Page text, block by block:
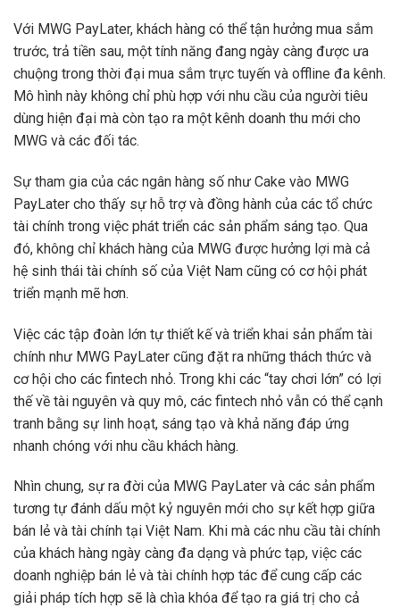
Với MWG PayLater, khách hàng có thể tận hưởng mua sắm
trước, trả tiền sau, một tính năng đang ngày càng được ưa
chuộng trong thời đại mua sắm trực tuyến và offline đa kênh.
Mô hình này không chỉ phù hợp với nhu cầu của người tiêu
dùng hiện đại mà còn tạo ra một kênh doanh thu mới cho
MWG và các đối tác.
Sự tham gia của các ngân hàng số như Cake vào MWG
PayLater cho thấy sự hỗ trợ và đồng hành của các tổ chức
tài chính trong việc phát triển các sản phẩm sáng tạo. Qua
đó, không chỉ khách hàng của MWG được hưởng lợi mà cả
hệ sinh thái tài chính số của Việt Nam cũng có cơ hội phát
triển mạnh mẽ hơn.
Việc các tập đoàn lớn tự thiết kế và triển khai sản phẩm tài
chính như MWG PayLater cũng đặt ra những thách thức và
cơ hội cho các fintech nhỏ. Trong khi các “tay chơi lớn” có lợi
thế về tài nguyên và quy mô, các fintech nhỏ vẫn có thể cạnh
tranh bằng sự linh hoạt, sáng tạo và khả năng đáp ứng
nhanh chóng với nhu cầu khách hàng.
Nhìn chung, sự ra đời của MWG PayLater và các sản phẩm
tương tự đánh dấu một kỷ nguyên mới cho sự kết hợp giữa
bán lẻ và tài chính tại Việt Nam. Khi mà các nhu cầu tài chính
của khách hàng ngày càng đa dạng và phức tạp, việc các
doanh nghiệp bán lẻ và tài chính hợp tác để cung cấp các
giải pháp tích hợp sẽ là chìa khóa để tạo ra giá trị cho cả